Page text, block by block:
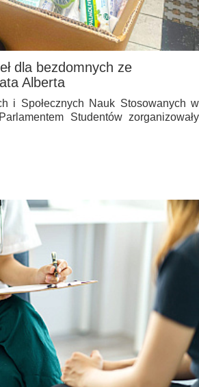
dla bezdomnych ze
Alberta
i Społecznych Nauk Stosowanych w
Studentów zorganizowały